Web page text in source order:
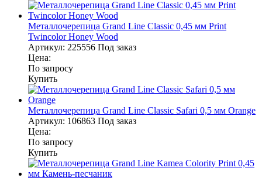
Металлочерепица Grand Line Classic 0,45 мм Print
Twincolor Honey Wood
Артикул: 225556 Под заказ
Цена:
По запросу
Купить
Металлочерепица Grand Line Classic Safari 0,5 мм Orange
Артикул: 106863 Под заказ
Цена:
По запросу
Купить